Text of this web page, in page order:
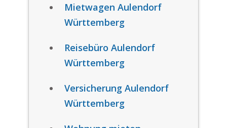
Mietwagen Aulendorf
Württemberg
Reisebüro Aulendorf
Württemberg
Versicherung Aulendorf
Württemberg